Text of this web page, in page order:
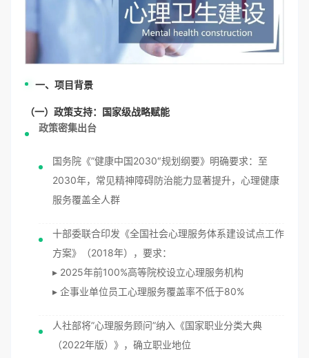
一、项目背景
（一）政策支持：国家级战略赋能
政策密集出台
国务院《”健康中国2030″规划纲要》明确要求：至
2030年，常见精神障碍防治能力显著提升，心理健康
服务覆盖全人群
十部委联合印发《全国社会心理服务体系建设试点工作
方案》（2018年），要求：
▸ 2025年前100%高等院校设立心理服务机构
▸ 企事业单位员工心理服务覆盖率不低于80%
人社部将”心理服务顾问”纳入《国家职业分类大典
（2022年版）》，确立职业地位